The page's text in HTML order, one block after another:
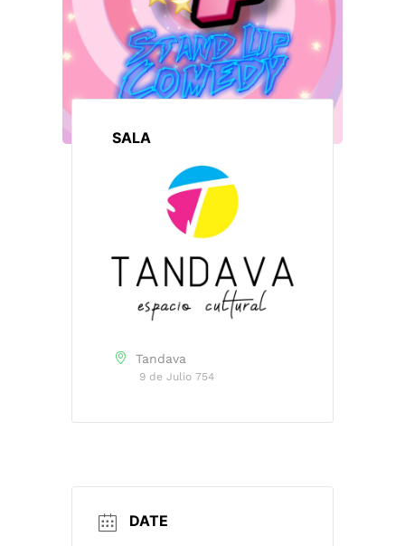
SALA
Tandava
9 de Julio 754
DATE